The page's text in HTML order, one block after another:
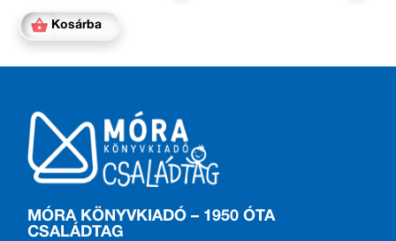
Kosárba
MÓRA KÖNYVKIADÓ – 1950 ÓTA
CSALÁDTAG